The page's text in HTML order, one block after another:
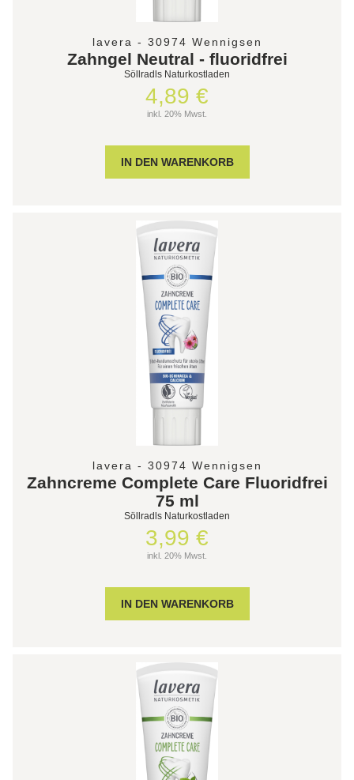
lavera - 30974 Wennigsen
Zahngel Neutral - fluoridfrei
Söllradls Naturkostladen
4,89 €
inkl. 20% Mwst.
lavera - 30974 Wennigsen
Zahncreme Complete Care Fluoridfrei
75 ml
Söllradls Naturkostladen
3,99 €
inkl. 20% Mwst.